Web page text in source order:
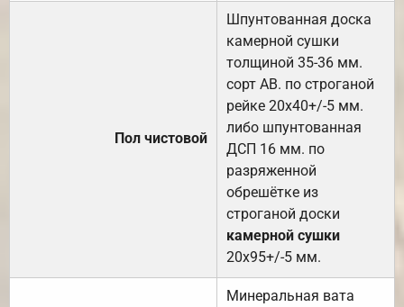
Пол чистовой
Шпунтованная доска
камерной сушки
толщиной 35-36 мм.
сорт АВ. по строганой
рейке 20х40+/-5 мм.
либо шпунтованная
ДСП 16 мм. по
разряженной
обрешётке из
строганой доски
камерной сушки
20х95+/-5 мм.
Минеральная вата